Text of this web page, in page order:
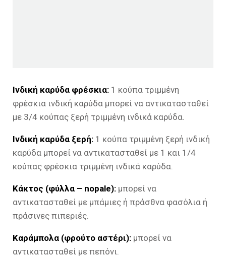
Ινδική καρύδα φρέσκια: 1 κούπα τριμμένη
φρέσκια ινδική καρύδα μπορεί να αντικατασταθεί
με 3/4 κούπας ξερή τριμμένη ινδικά καρύδα.
Ινδική καρύδα ξερή: 1 κούπα τριμμένη ξερή ινδική
καρύδα μπορεί να αντικατασταθεί με 1 και 1/4
κούπας φρέσκια τριμμένη ινδικά καρύδα.
Κάκτος (φύλλα – nopale): μπορεί να
αντικατασταθεί με μπάμιες ή πράσθνα φασόλια ή
πράσινες πιπεριές.
Καράμπολα (φρούτο αστέρι): μπορεί να
αντικατασταθεί με πεπόνι.